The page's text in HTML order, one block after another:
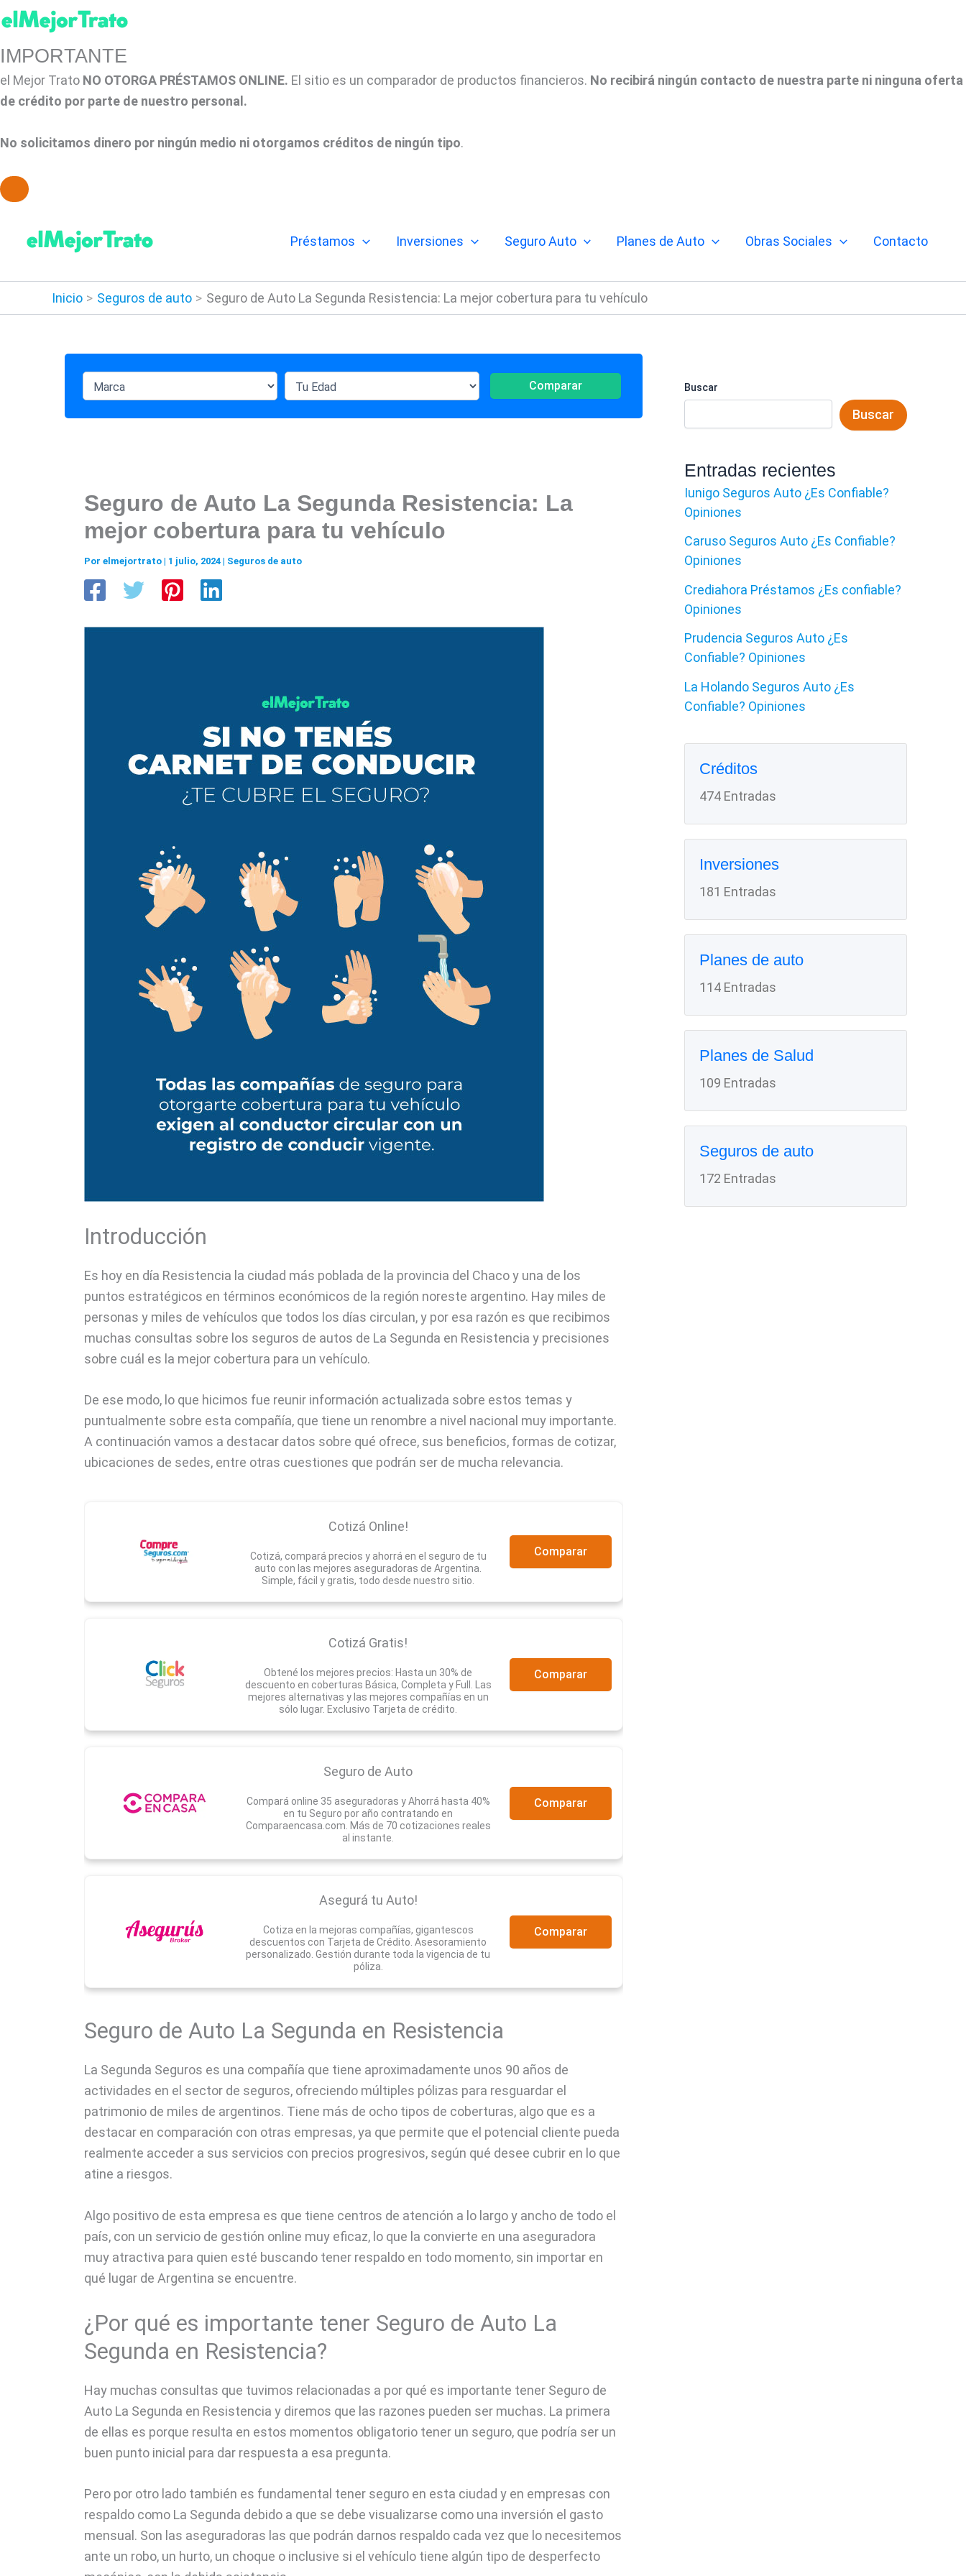
IMPORTANTE
el Mejor Trato NO OTORGA PRÉSTAMOS ONLINE. El sitio es un comparador de productos financieros. No recibirá ningún contacto de nuestra parte ni ninguna oferta
de crédito por parte de nuestro personal.
No solicitamos dinero por ningún medio ni otorgamos créditos de ningún tipo.
contenido
Préstamos Inversiones Seguro Auto Planes de Auto Obras Sociales Contacto
Inicio Seguros de auto Seguro de Auto La Segunda Resistencia: La mejor cobertura para tu vehículo
Comparar
Seguro de Auto La Segunda Resistencia: La
mejor cobertura para tu vehículo
Por elmejortrato | 1 julio, 2024 | Seguros de auto
Introducción
Es hoy en día Resistencia la ciudad más poblada de la provincia del Chaco y una de los
puntos estratégicos en términos económicos de la región noreste argentino. Hay miles de
personas y miles de vehículos que todos los días circulan, y por esa razón es que recibimos
muchas consultas sobre los seguros de autos de La Segunda en Resistencia y precisiones
sobre cuál es la mejor cobertura para un vehículo.
De ese modo, lo que hicimos fue reunir información actualizada sobre estos temas y
puntualmente sobre esta compañía, que tiene un renombre a nivel nacional muy importante.
A continuación vamos a destacar datos sobre qué ofrece, sus beneficios, formas de cotizar,
ubicaciones de sedes, entre otras cuestiones que podrán ser de mucha relevancia.
Cotizá Online!
Cotizá, compará precios y ahorrá en el seguro de tu
auto con las mejores aseguradoras de Argentina.
Simple, fácil y gratis, todo desde nuestro sitio.
Comparar
Cotizá Gratis!
Obtené los mejores precios: Hasta un 30% de
descuento en coberturas Básica, Completa y Full. Las
mejores alternativas y las mejores compañías en un
sólo lugar. Exclusivo Tarjeta de crédito.
Comparar
Seguro de Auto
Compará online 35 aseguradoras y Ahorrá hasta 40%
en tu Seguro por año contratando en
Comparaencasa.com. Más de 70 cotizaciones reales
al instante.
Comparar
Asegurá tu Auto!
Cotiza en la mejoras compañías, gigantescos
descuentos con Tarjeta de Crédito. Asesoramiento
personalizado. Gestión durante toda la vigencia de tu
póliza.
Comparar
Seguro de Auto La Segunda en Resistencia
La Segunda Seguros es una compañía que tiene aproximadamente unos 90 años de
actividades en el sector de seguros, ofreciendo múltiples pólizas para resguardar el
patrimonio de miles de argentinos. Tiene más de ocho tipos de coberturas, algo que es a
destacar en comparación con otras empresas, ya que permite que el potencial cliente pueda
realmente acceder a sus servicios con precios progresivos, según qué desee cubrir en lo que
atine a riesgos.
Algo positivo de esta empresa es que tiene centros de atención a lo largo y ancho de todo el
país, con un servicio de gestión online muy eficaz, lo que la convierte en una aseguradora
muy atractiva para quien esté buscando tener respaldo en todo momento, sin importar en
qué lugar de Argentina se encuentre.
¿Por qué es importante tener Seguro de Auto La
Segunda en Resistencia?
Hay muchas consultas que tuvimos relacionadas a por qué es importante tener Seguro de
Auto La Segunda en Resistencia y diremos que las razones pueden ser muchas. La primera
de ellas es porque resulta en estos momentos obligatorio tener un seguro, que podría ser un
buen punto inicial para dar respuesta a esa pregunta.
Pero por otro lado también es fundamental tener seguro en esta ciudad y en empresas con
respaldo como La Segunda debido a que se debe visualizarse como una inversión el gasto
mensual. Son las aseguradoras las que podrán darnos respaldo cada vez que lo necesitemos
ante un robo, un hurto, un choque o inclusive si el vehículo tiene algún tipo de desperfecto
Buscar
Buscar
Entradas recientes
Iunigo Seguros Auto ¿Es Confiable?
Opiniones
Caruso Seguros Auto ¿Es Confiable?
Opiniones
Crediahora Préstamos ¿Es confiable?
Opiniones
Prudencia Seguros Auto ¿Es
Confiable? Opiniones
La Holando Seguros Auto ¿Es
Confiable? Opiniones
Créditos
474 Entradas
Inversiones
181 Entradas
Planes de auto
114 Entradas
Planes de Salud
109 Entradas
Seguros de auto
172 Entradas